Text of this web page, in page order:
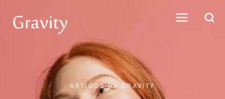
ARTIGOS DA GRAVITY